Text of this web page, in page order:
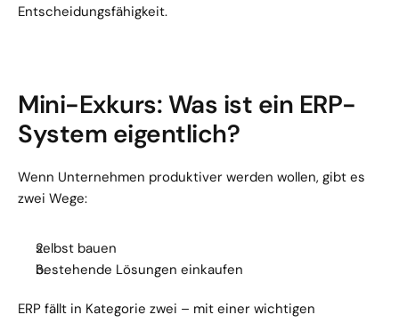
Entscheidungsfähigkeit.
Mini-Exkurs: Was ist ein ERP-
System eigentlich?
Wenn Unternehmen produktiver werden wollen, gibt es
zwei Wege:
selbst bauen
bestehende Lösungen einkaufen
ERP fällt in Kategorie zwei – mit einer wichtigen